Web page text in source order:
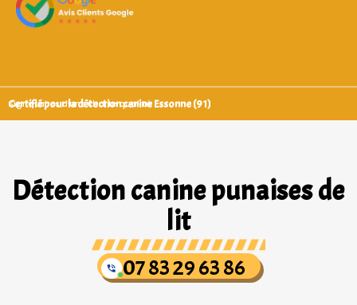
Certifié pour la détection canine Essonne (91)
Signataires d’une charte qualité
Détection canine punaises de
lit
07 83 29 63 86